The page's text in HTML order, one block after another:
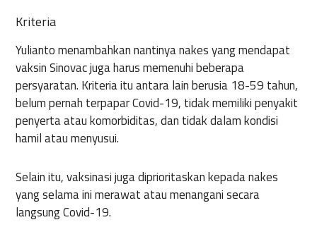
Kriteria
Yulianto menambahkan nantinya nakes yang mendapat
vaksin Sinovac juga harus memenuhi beberapa
persyaratan. Kriteria itu antara lain berusia 18-59 tahun,
belum pernah terpapar Covid-19, tidak memiliki penyakit
penyerta atau komorbiditas, dan tidak dalam kondisi
hamil atau menyusui.
Selain itu, vaksinasi juga diprioritaskan kepada nakes
yang selama ini merawat atau menangani secara
langsung Covid-19.